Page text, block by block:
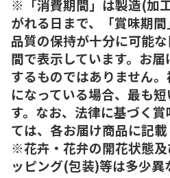
※「消費期間」は製造(加
がれる日まで、「賞味期
品質の保持が十分に可能
間で表示しています。お
するものではありません
になっている場合、最も
す。なお、法律に基づく
ては、各お届け商品に記載
※花卉・花弁の開花状態
ッピング(包装)等は多少異